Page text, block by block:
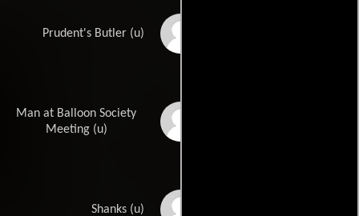
Prudent's Butler (u)
Man at Balloon Society
Meeting (u)
Shanks (u)